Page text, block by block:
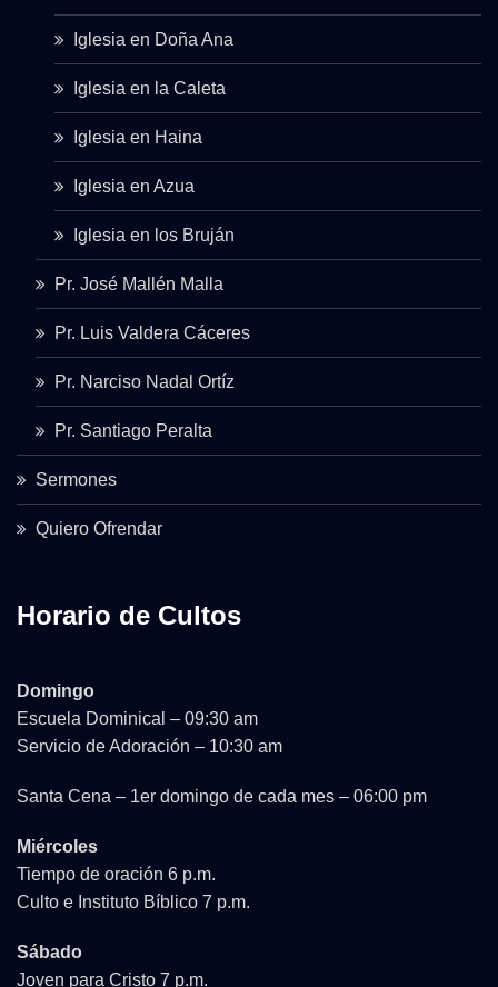
Iglesia en Doña Ana
Iglesia en la Caleta
Iglesia en Haina
Iglesia en Azua
Iglesia en los Bruján
Pr. José Mallén Malla
Pr. Luis Valdera Cáceres
Pr. Narciso Nadal Ortíz
Pr. Santiago Peralta
Sermones
Quiero Ofrendar
Horario de Cultos
Domingo
Escuela Dominical – 09:30 am
Servicio de Adoración – 10:30 am
Santa Cena – 1er domingo de cada mes – 06:00 pm
Miércoles
Tiempo de oración 6 p.m.
Culto e Instituto Bíblico 7 p.m.
Sábado
Joven para Cristo 7 p.m.